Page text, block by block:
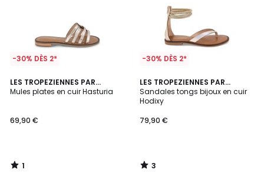
-30% DÈS 2*
LES TROPEZIENNES PAR
M.BELARBI
Mules plates en cuir Hasturia
69,90 €
1
/
1
/
-30% DÈS 2*
LES TROPEZIENNES PAR
M.BELARBI
Sandales tongs bijoux en cuir
Hodixy
79,90 €
3
/
5
3
/